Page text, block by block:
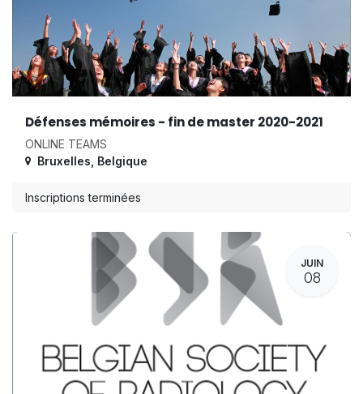
Défenses mémoires - fin de master 2020-2021
ONLINE TEAMS
Bruxelles Belgique
Inscriptions terminées
JUIN
08